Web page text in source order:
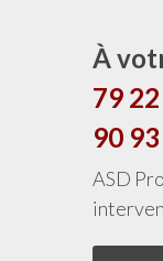
À
79
90 93
ASD